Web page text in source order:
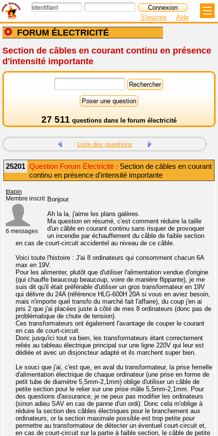
FORUM ÉLECTRICITÉ
S'inscrire Aide
Section de câbles en courant continu en présence
d'intensité importante
27 511 questions dans le forum électricité
Liste des questions
25201 Question Forum Électricité : Section de câbles en courant
continu en présence d'intensité importante
tilapin
Membre inscrit
6 messages
Bonjour.
Ah la la, j'aime les plans galères.
Ma question en résumé, c'est comment réduire la taille
d'un câble en courant continu sans risquer de provoquer
un incendie par échauffement du câble de faible section
en cas de court-circuit accidentel au niveau de ce câble.
Voici toute l'histoire : J'ai 8 ordinateurs qui consomment chacun 6A
max en 19V.
Pour les alimenter, plutôt que d'utiliser l'alimentation vendue d'origine
(qui chauffe beaucoup beaucoup, voire de manière flippante), je me
suis dit qu'il était préférable d'utiliser un gros transformateur en 19V
qui délivre du 24A (référence HLG-600H 20A si vous en aviez besoin,
mais n'importe quel transfo du marché fait l'affaire), du coup j'en ai
pris 2 que j'ai placées juste à côté de mes 8 ordinateurs (donc pas de
problématique de chute de tension).
Ces transformateurs ont également l'avantage de couper le courant
en cas de court-circuit.
Donc jusqu'ici tout va bien, les transformateurs étant correctement
reliés au tableau électrique principal sur une ligne 220V qui leur est
dédiée et avec un disjoncteur adapté et ils marchent super bien.
Le souci que j'ai, c'est que, en aval du transformateur, la prise femelle
d'alimentation électrique de chaque ordinateur (une prise en forme de
petit tube de diamètre 5,5mm-2,1mm) oblige d'utiliser un câble de
petite section pour le relier sur une prise mâle 5,5mm-2,1mm. Pour
des questions d'assurance, je ne peux pas modifier les ordinateurs
(sinon adieu SAV en cas de panne d'un ordi). Donc cela m'oblige à
réduire la section des câbles électriques pour le branchement aux
ordinateurs, or la section maximale possible est trop petite pour
permettre au transformateur de détecter un éventuel court-circuit et,
en cas de court-circuit sur la partie à faible section, le câble de petite